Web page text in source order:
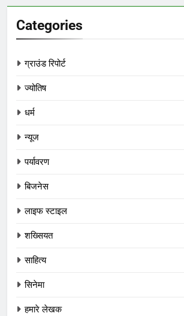
Categories
ग्राउंड रिपोर्ट
ज्योतिष
धर्म
न्यूज
पर्यावरण
बिजनेस
लाइफ स्टाइल
शख्सियत
साहित्य
सिनेमा
हमारे लेखक